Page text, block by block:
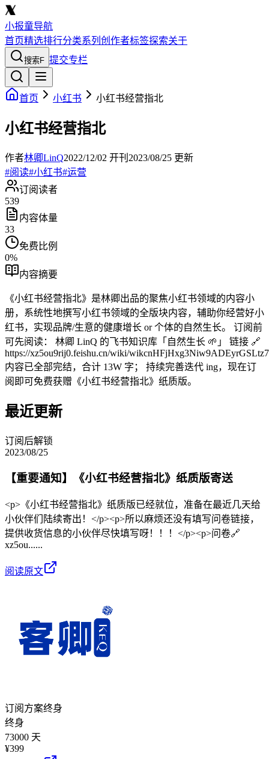
小报童导航
首页精选排行分类系列 创作者标签探索关于
搜索F 提交专栏
首页 小红书 小红书经营指北
小红书经营指北
作者林卿LinQ2022/12/02 开刊 2023/08/25 更新
#阅读#小红书#运营
订阅读者
539
内容体量
33
免费比例
0%
内容摘要
《小红书经营指北》是林卿出品的聚焦小红书领域的内容小
册，系统性地撰写小红书领域的全版块内容，辅助你经营好小
红书，实现品牌/生意的健康增长 or 个体的自然生长。 订阅前
可先阅读： 林卿 LinQ 的飞书知识库「自然生长 🌱」 链接 🔗
https://xz5ou9rij0.feishu.cn/wiki/wikcnHFjHxg3Niw9ADEyrGSLtz7
内容已全部完结，合计 13W 字； 持续完善迭代 ing，现在订
阅即可免费获赠《小红书经营指北》纸质版。
最近更新
订阅后解锁
2023/08/25
【重要通知】《小红书经营指北》纸质版寄送
<p>《小红书经营指北》纸质版已经就位，准备在最近几天给
小伙伴们陆续寄出！</p><p>所以麻烦还没有填写问卷链接，
提供收货信息的小伙伴尽快填写呀！！！</p><p>问卷🔗
xz5ou......
阅读原文
订阅方案终身
终身
73000 天
¥399